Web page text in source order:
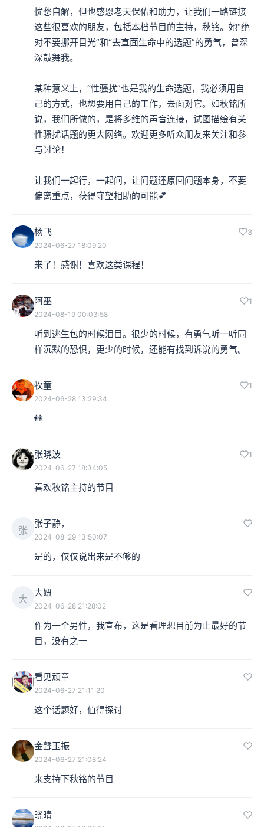
忧愁自解，但也感恩老天保佑和助力，让我们一路链接
这些很喜欢的朋友，包括本档节目的主持，秋铭。她“绝
对不要挪开目光”和“去直面生命中的选题”的勇气，曾深
深鼓舞我。
某种意义上，“性骚扰”也是我的生命选题，我必须用自
己的方式，也想要用自己的工作，去面对它。如秋铭所
说，我们所做的，是将多维的声音连接，试图描绘有关
性骚扰话题的更大网络。欢迎更多听众朋友来关注和参
与讨论！
让我们一起行，一起问，让问题还原回问题本身，不要
偏离重点，获得守望相助的可能💕
杨飞 3
2024-06-27 18:09:20
来了！感谢！喜欢这类课程！
阿巫 1
2024-08-19 00:03:58
听到逃生包的时候泪目。很少的时候，有勇气听一听同
样沉默的恐惧，更少的时候，还能有找到诉说的勇气。
牧童 1
2024-06-28 13:29:34
👭
张晓波 1
2024-06-27 18:34:05
喜欢秋铭主持的节目
张
张子静，
2024-08-29 13:50:07
是的，仅仅说出来是不够的
大
大妞
2024-06-28 21:28:02
作为一个男性，我宣布，这是看理想目前为止最好的节
目，没有之一
看见顽童
2024-06-27 21:11:20
这个话题好，值得探讨
金聲玉振
2024-06-27 21:08:24
来支持下秋铭的节目
晓晴